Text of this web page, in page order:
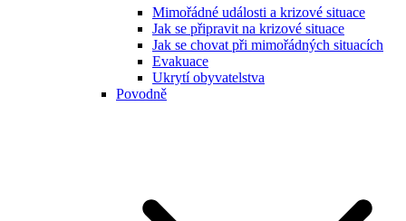
Mimořádné události a krizové situace
Jak se připravit na krizové situace
Jak se chovat při mimořádných situacích
Evakuace
Ukrytí obyvatelstva
Povodně